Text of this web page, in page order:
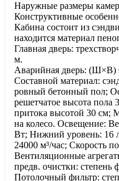
Наружные размеры
Конструктивные
Кабина cостоит из
находится материал
Главная дверь:
м.
Аварийная дверь: (Ш×В)
Составной материал:
ровный бетонный пол;
решетчатое высота
притока высотой 30 см;
на колесо. Освещение:
Вт; Нижний уровень: 16
24000 м³/час; Скорость
Вентиляционные
предв. очистки:
Потолочный фильтр: